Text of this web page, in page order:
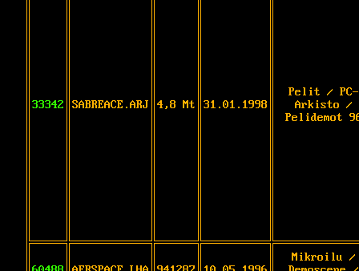
33342 SABREACE.ARJ 4,8 Mt 31.01.1998
Pelit / PC-
Arkisto /
Pelidemot
Mikroilu /